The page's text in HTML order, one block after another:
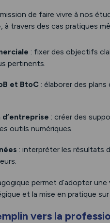
de faire vivre à nos
, à travers des cas pratiques
: fixer des objectifs
pertinents.
et BtoC : élaborer des
d’entreprise : créer des
outils numériques.
: interpréter les résultats
permet d’adopter une
et la mise en pratique sur
vers la